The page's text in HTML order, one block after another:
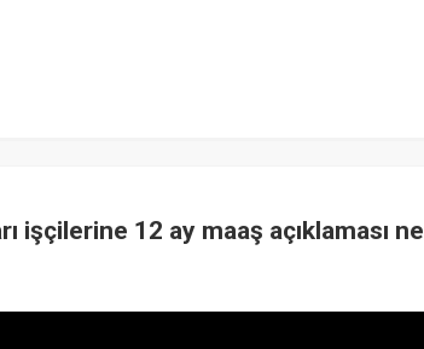
işçilerine 12 ay maaş açıklaması ne